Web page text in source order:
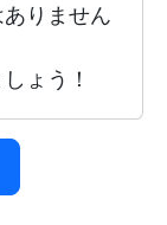
りません
ょう！